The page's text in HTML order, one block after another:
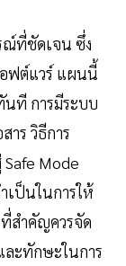
ณ์ที่ชัดเจน ซึ่ง
ฟต์แวร์ แผนนี้
ที การมีระบบ
าร วิธีการ
Mode
เป็นในการให้
สำคัญควรจัด
ละทักษะในการ